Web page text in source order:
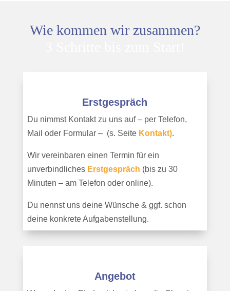
Wie kommen wir zusammen?
Erstgespräch
Du nimmst Kontakt zu uns auf – per Telefon,
Mail oder Formular – (s. Seite Kontakt).
Wir vereinbaren einen Termin für ein
unverbindliches Erstgespräch (bis zu 30
Minuten – am Telefon oder online).
Du nennst uns deine Wünsche & ggf. schon
deine konkrete Aufgabenstellung.
Angebot